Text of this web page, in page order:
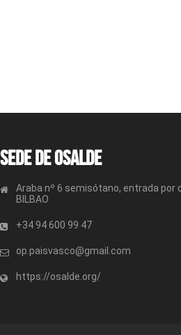
Sede de OSALDE
Araba nº 6 semisótano, entrada por
BILBAO
+34 94 600 99 47
op.paisvasco@gmail.com
https://osalde.org/